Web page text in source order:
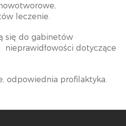
leczenie.
się do gabinetów
nieprawidłowości dotyczące
odpowiednia profilaktyka.